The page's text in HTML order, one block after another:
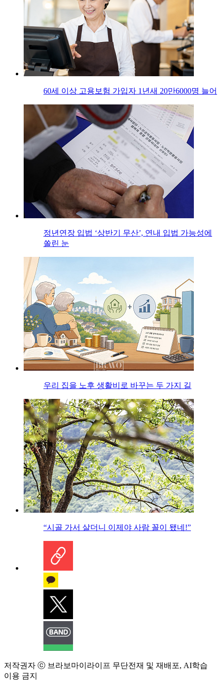
60세 이상 고용보험 가입자 1년새 20만6000명 늘어
정년연장 입법 ‘상반기 무산’, 연내 입법 가능성에
쏠린 눈
우리 집을 노후 생활비로 바꾸는 두 가지 길
“시골 가서 살더니 이제야 사람 꼴이 됐네!”
저작권자 ⓒ 브라보마이라이프 무단전재 및 재배포, AI학습
이용 금지